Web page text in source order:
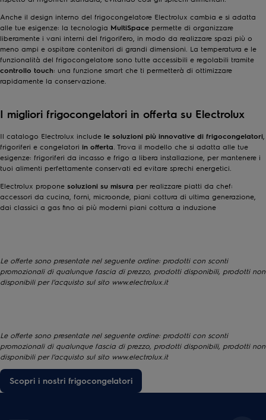
Anche il design interno del frigocongelatore Electrolux cambia e si adatta
alle tue esigenze: la tecnologia MultiSpace permette di organizzare
liberamente i vani interni del frigorifero, in modo da realizzare spazi più o
meno ampi e ospitare contenitori di grandi dimensioni. La temperatura e le
funzionalità del frigocongelatore sono tutte accessibili e regolabili tramite
controllo touch: una funzione smart che ti permetterà di ottimizzare
rapidamente la conservazione.
I migliori frigocongelatori in offerta su Electrolux
Il catalogo Electrolux include le soluzioni più innovative di frigocongelatori
frigoriferi e congelatori in offerta . Trova il modello che si adatta alle tue
esigenze: frigoriferi da incasso e frigo a libera installazione , per mantenere i
tuoi alimenti perfettamente conservati ed evitare sprechi energetici.
Electrolux propone soluzioni su misura per realizzare piatti da chef:
accessori da cucina forni microonde piani cottura di ultima generazione,
dai classici a gas fino ai più moderni piani cottura a induzione
Le offerte sono presentate nel seguente ordine: prodotti con sconti
promozionali di qualunque fascia di prezzo, prodotti disponibili, prodotti non
disponibili per l’acquisto sul sito www.electrolux.it
Le offerte sono presentate nel seguente ordine: prodotti con sconti
promozionali di qualunque fascia di prezzo, prodotti disponibili, prodotti non
disponibili per l’acquisto sul sito www.electrolux.it
Scopri i nostri frigocongelatori